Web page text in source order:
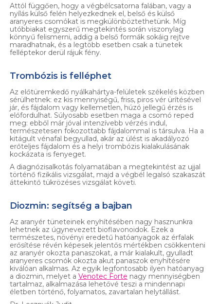
Attól függően, hogy a végbélcsatorna falában, vagy a
nyílás külső felén helyezkednek el, belső és külső
aranyeres csomókat is megkülönböztethetünk. Míg
utóbbiakat egyszerű megtekintés során viszonylag
könnyű felismerni, addig a belső formák sokáig rejtve
maradhatnak, és a legtöbb esetben csak a tünetek
felléptekor derül rájuk fény.
Trombózis is felléphet
Az előtüremkedő nyálkahártya-felületek székelés közben
sérülhetnek: ez kis mennyiségű, friss, piros vér ürítésével
jár, és fájdalom vagy kellemetlen, húzó jellegű érzés is
előfordulhat. Súlyosabb esetben maga a csomó reped
meg: ebből már jóval intenzívebb vérzés indul,
természetesen fokozottabb fájdalommal is társulva. Ha a
kitágult vénafal begyullad, akár az ülést is akadályozó
erőteljes fájdalom és a helyi trombózis kialakulásának
kockázata is fenyeget.
A diagnózisalkotás folyamatában a megtekintést az ujjal
történő fizikális vizsgálat, majd a végbél legalsó szakaszát
áttekintő tükrözéses vizsgálat követi.
Diozmin: segítség a bajban
Az aranyér tüneteinek enyhítésében nagy hasznunkra
lehetnek az úgynevezett bioflavonoidok. Ezek a
természetes, növényi eredetű hatóanyagok az érfalak
erősítése révén képesek jelentős mértékben csökkenteni
az aranyér okozta panaszokat, a már kialakult, gyulladt
aranyeres csomók okozta akut panaszok enyhítésére
kiválóan alkalmas. Az egyik legfontosabb ilyen hatóanyag
a diozmin, melyet a Venotec Forte nagy mennyiségben
tartalmaz, alkalmazása lehetővé teszi a mindennapi
életben történő, folyamatos, zavartalan helytállást.